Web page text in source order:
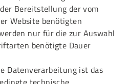
Bereitstellung der vom
Website benötigten
nur für die zur Auswahl
benötigte Dauer
Datenverarbeitung ist das